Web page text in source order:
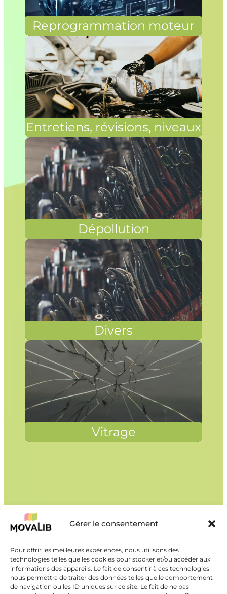
Gérer le consentement
Pour offrir les meilleures expériences, nous utilisons des
technologies telles que les cookies pour stocker et/ou accéder aux
informations des appareils. Le fait de consentir à ces technologies
nous permettra de traiter des données telles que le comportement
de navigation ou les ID uniques sur ce site. Le fait de ne pas
Reprogrammation moteur
Entretiens, révisions, niveaux
Dépollution
Divers
Vitrage